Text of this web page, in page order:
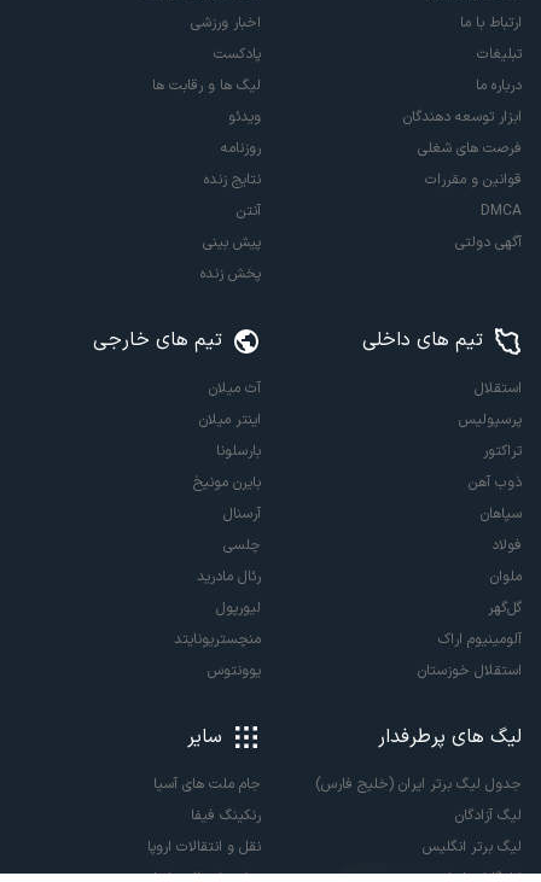
ارتباط با ما
تبلیغات
درباره ما
ابزار توسعه دهندگان
فرصت های شغلی
قوانین و مقررات
DMCA
آگهی دولتی
اخبار ورزشی
پادکست
لیگ ها و رقابت ها
ویدئو
روزنامه
نتایج زنده
آنتن
پیش بینی
پخش زنده
تیم های داخلی
استقلال
پرسپولیس
تراکتور
ذوب آهن
سپاهان
فولاد
ملوان
گل‌گهر
آلومینیوم اراک
استقلال خوزستان
تیم های خارجی
آث میلان
اینتر میلان
بارسلونا
بایرن مونیخ
آرسنال
چلسی
رئال مادرید
لیورپول
منچستریونایتد
یوونتوس
لیگ های پرطرفدار
جدول لیگ برتر ایران (خلیج فارس)
لیگ آزادگان
لیگ برتر انگلیس
سایر
جام ملت های آسیا
رنکینگ فیفا
نقل و انتقالات اروپا